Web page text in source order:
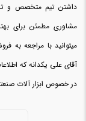
داشتن تیم متخصص و
مشاوری مطمئن برای
میتوانید با مراجعه به
آقای علی یکدانه که
در خصوص ابزار آلات